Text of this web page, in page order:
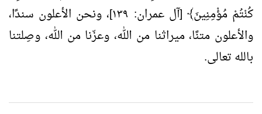
كُنْتُمْ مُؤْمِنِينَ﴾ [آل عمران: ١٣٩]، ونحن الأعلون سندًا،
والأعلون متنًا، ميراثنا من الله، وعزّنا من الله، وصِلتنا
بالله تعالى.